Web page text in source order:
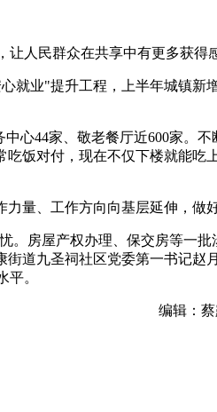
人民群众在共享中有更多获得
就业"提升工程，上半年城镇新
心44家、敬老餐厅近600家。
饭对付，现在不仅下楼就能吃
量、工作方向向基层延伸，做
。房屋产权办理、保交房等一
道九圣祠社区党委第一书记赵
。
编辑：